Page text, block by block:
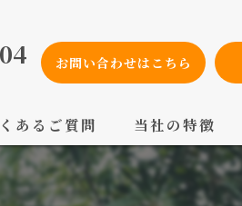
お問い合わせはこちら
あるご質問 当社の特徴
設備工事